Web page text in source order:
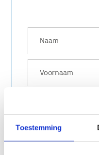
Toestemming
Ja, ik geef
bewaren en te